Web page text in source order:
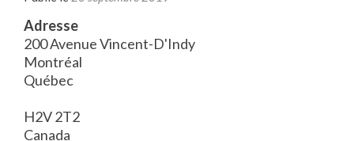
Adresse
200 Avenue Vincent-D'Indy
Montréal
Québec
H2V 2T2
Canada